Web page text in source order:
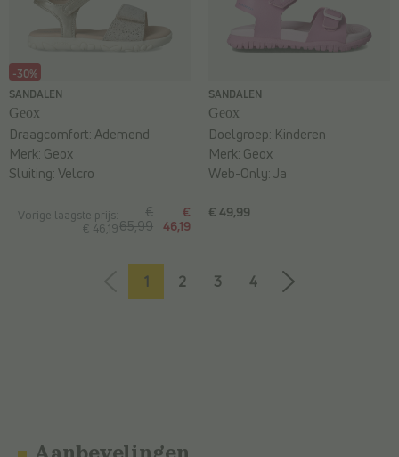
-30%
SANDALEN
Geox
Vorige laagste prijs:
€ 46,19
€
65,99
€
46,19
Draagcomfort:Ademend
Merk: Geox
Sluiting:Velcro
SANDALEN
Geox
€ 49,99
Doelgroep: Kinderen
Merk: Geox
Web-Only:Ja
1 2 3 4